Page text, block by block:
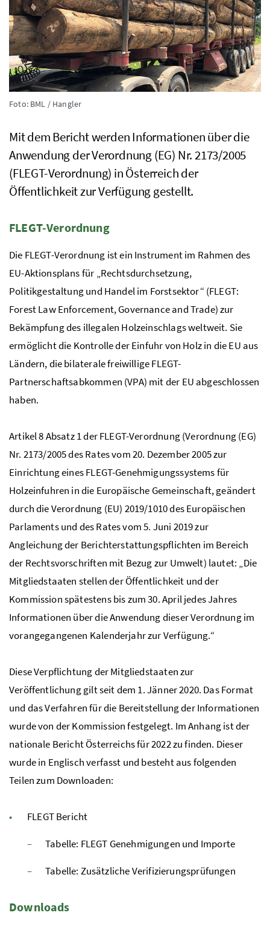
Foto: BML / Hangler
Mit dem Bericht werden Informationen über die
Anwendung der Verordnung (EG) Nr.2173/2005
(FLEGT-Verordnung) in Österreich der
Öffentlichkeit zur Verfügung gestellt.
FLEGT-Verordnung
Die FLEGT-Verordnung ist ein Instrument im Rahmen des
EU-Aktionsplans für „Rechtsdurchsetzung,
Politikgestaltung und Handel im Forstsektor“ (FLEGT:
Forest Law Enforcement, Governance and Trade) zur
Bekämpfung des illegalen Holzeinschlags weltweit. Sie
ermöglicht die Kontrolle der Einfuhr von Holz in dieEU aus
Ländern, die bilaterale freiwilligeFLEGT-
Partnerschaftsabkommen (VPA) mit der EU abgeschlossen
haben.
Artikel 8 Absatz 1 derFLEGT-Verordnung (Verordnung (EG)
Nr. 2173/2005 des Rates vom 20. Dezember 2005 zur
Einrichtung einesFLEGT-Genehmigungssystems für
Holzeinfuhren in die Europäische Gemeinschaft, geändert
durch die Verordnung (EU) 2019/1010 des Europäischen
Parlaments und des Rates vom 5. Juni 2019 zur
Angleichung der Berichterstattungspflichten im Bereich
der Rechtsvorschriften mit Bezug zur Umwelt) lautet: „Die
Mitgliedstaaten stellen der Öffentlichkeit und der
Kommission spätestens bis zum 30. April jedes Jahres
Informationen über die Anwendung dieser Verordnung im
vorangegangenen Kalenderjahr zur Verfügung.“
Diese Verpflichtung der Mitgliedstaaten zur
Veröffentlichung gilt seit dem 1. Jänner 2020. Das Format
und das Verfahren für die Bereitstellung der Informationen
wurde von der Kommission festgelegt. Im Anhang ist der
nationale Bericht Österreichs für 2022 zu finden. Dieser
wurde in Englisch verfasst und besteht aus folgenden
Teilen zum Downloaden:
FLEGTBericht
Tabelle: FLEGT Genehmigungen und Importe
Tabelle: Zusätzliche Verifizierungsprüfungen
Downloads